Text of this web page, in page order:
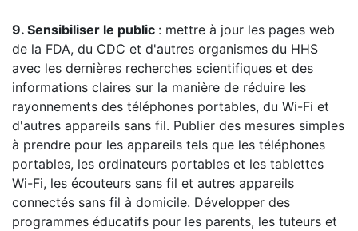
9. Sensibiliser le public : mettre à jour les pages web
de la FDA, du CDC et d'autres organismes du HHS
avec les dernières recherches scientifiques et des
informations claires sur la manière de réduire les
rayonnements des téléphones portables, du Wi-Fi et
d'autres appareils sans fil. Publier des mesures simples
à prendre pour les appareils tels que les téléphones
portables, les ordinateurs portables et les tablettes
Wi-Fi, les écouteurs sans fil et autres appareils
connectés sans fil à domicile. Développer des
programmes éducatifs pour les parents, les tuteurs et